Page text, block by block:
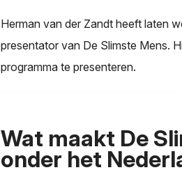
Herman van der Zandt heeft laten
presentator van De Slimste Mens.
programma te presenteren.
Wat maakt De
onder het